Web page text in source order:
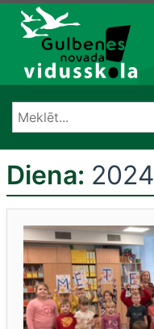
Izlaist
Diena: